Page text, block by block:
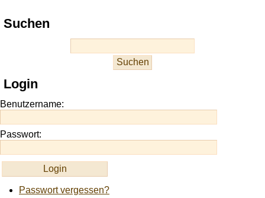
Play
best
site
https://onlineslots.money/
Suchen
Login
Benutzername:
Passwort:
Passwort vergessen?